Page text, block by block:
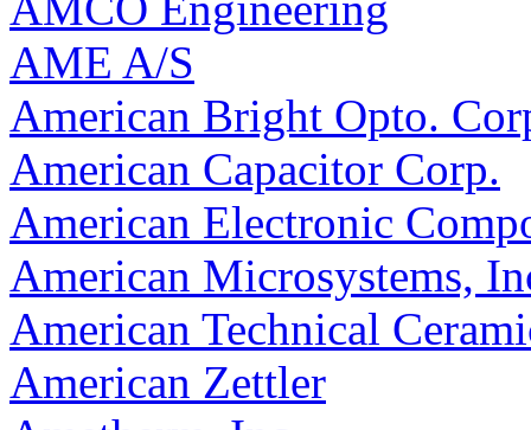
AME A/S
American Bright Opto.
American Capacitor Corp.
American Electronic
American Microsystems,
American Technical
American Zettler